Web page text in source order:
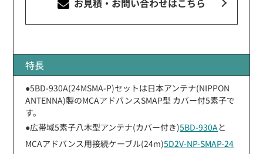
特長
●5BD-930A(24MSMA-P)セットは日本アンテナ(NIPPON
ANTENNA)製のMCAアドバンスSMAP型 カバー付5素子で
す。
●広帯域5素子八木型アンテナ(カバー付き)5BD-930Aと
MCAアドバンス用接続ケーブル(24m)5D2V-NP-SMAP-24